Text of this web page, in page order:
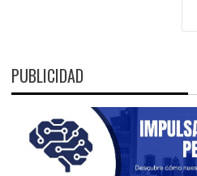
PUBLICIDAD